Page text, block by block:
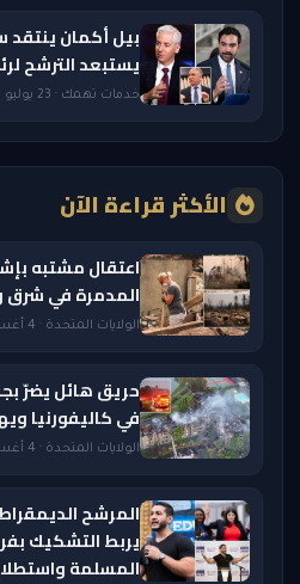
بيل أكمان ينتقد
يستبعد الترشح
خدمات تهمك · 23 يوليو 2026 — 5:35 PM
الأكثر قراءة الآن
اعتقال مشتبه
المدمرة في
الولايات المتحدة · 4 أغسطس 2026 — 2:20 AM
حريق هائل يضرّ
في كاليفورنيا
الولايات المتحدة · 4 أغسطس 2026 — 12:20 AM
المرشح
يربط التشكيك
المسلمة